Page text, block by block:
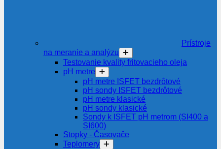
Prístroje
na meranie a analýzu
Testovanie kvality fritovacieho oleja
pH metre
pH metre ISFET bezdrôtové
pH sondy ISFET bezdrôtové
pH metre klasické
pH sondy klasické
Sondy k ISFET pH metrom (SI400 a
SI600)
Stopky - Časovače
Teplomery